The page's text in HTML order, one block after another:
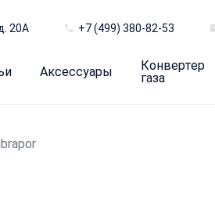
20А +7 (499) 380-82-53
Аксессуары
Конвертер
газа